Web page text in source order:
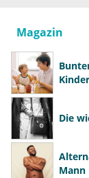
Magazin
Die
Mann